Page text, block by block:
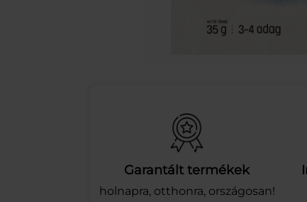
Garantált termékek
holnapra, otthonra, országosan!